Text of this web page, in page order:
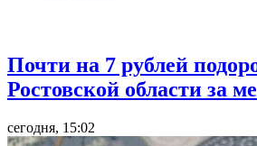
Почти на 7 рублей
Ростовской области за
сегодня, 15:02